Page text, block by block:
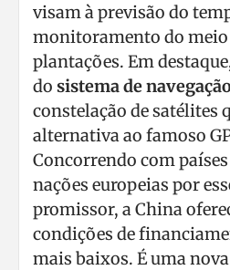
visam à previsão do
monitoramento do meio
plantações. Em
do sistema de
constelação de satélites
alternativa ao famoso
Concorrendo com
nações europeias por
promissor, a China
condições de
mais baixos. É uma